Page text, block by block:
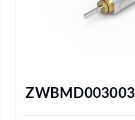
ZWBMD003003